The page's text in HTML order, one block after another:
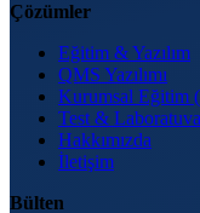
Çözümler
Eğitim & Yazılım
QMS Yazılımı
Kurumsal Eğitim
Test &
Hakkımızda
İletişim
Bülten